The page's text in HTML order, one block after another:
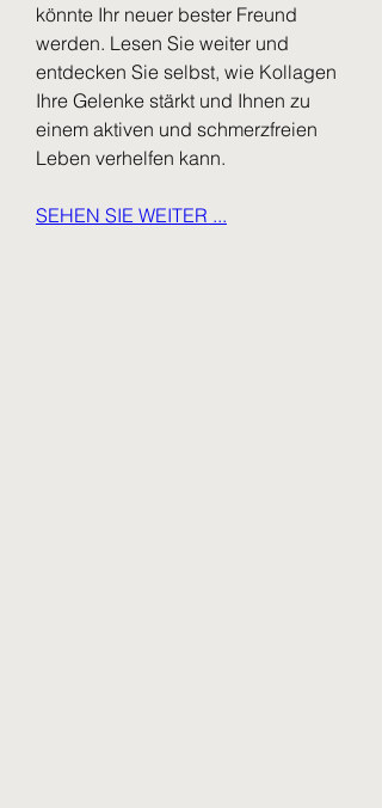
könnte Ihr neuer bester Freund
werden. Lesen Sie weiter und
entdecken Sie selbst, wie Kollagen
Ihre Gelenke stärkt und Ihnen zu
einem aktiven und schmerzfreien
Leben verhelfen kann.
SEHEN SIE WEITER ...